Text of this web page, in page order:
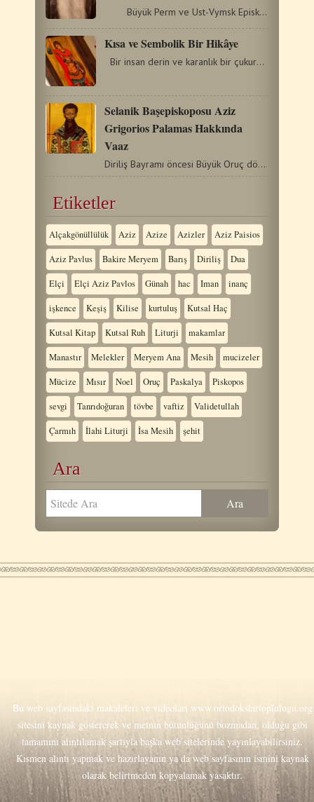
Büyük Perm ve Ust-Vymsk Episkoposu…
Kısa ve Sembolik Bir Hikâye
Bir insan derin ve karanlık bir çukurda hapsolmuş,…
Selanik Başepiskoposu Aziz
Grigorios Palamas Hakkında
Vaaz
Diriliş Bayramı öncesi Büyük Oruç döneminin İkinci Pazarı…
Etiketler
Alçakgönüllülük Aziz Azize Azizler Aziz Paisios
Aziz Pavlus Bakire Meryem Barış Diriliş Dua
Elçi Elçi Aziz Pavlos Günah hac Iman inanç
işkence Keşiş Kilise kurtuluş Kutsal Haç
Kutsal Kitap Kutsal Ruh Liturji makamlar
Manastır Melekler Meryem Ana Mesih mucizeler
Mücize Mısır Noel Oruç Paskalya Piskopos
sevgi Tanrıdoğuran tövbe vaftiz Validetullah
Çarmıh İlahi Liturji İsa Mesih şehit
Ara
Bu web sayfasındaki makaleleri ve videoları www.ortodokslartoplulugu.org
sitesini kaynak göstererek ve metnin bütünlüğünü bozmadan, olduğu gibi
tamamını alıntılamak şartıyla başka web sitelerinde yayınlayabilirsiniz.
Kısmen alıntı yapmak ve hazırlayanın ya da web sayfasının ismini kaynak
olarak belirtmeden kopyalamak yasaktır.